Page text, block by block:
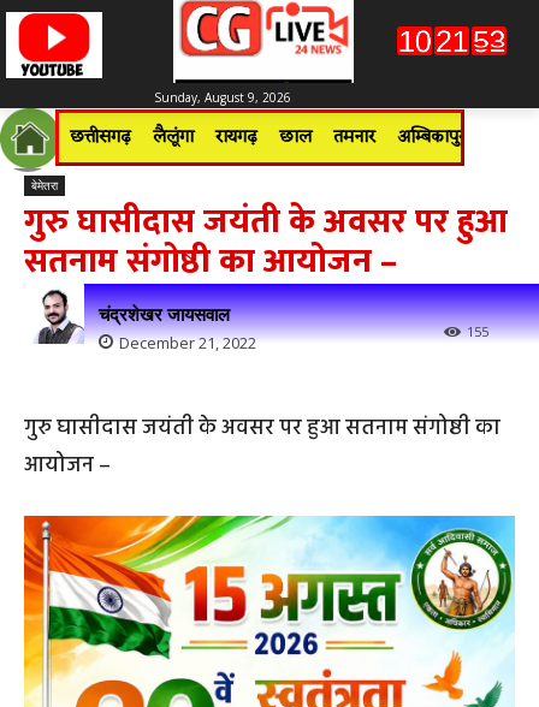
Sunday, August 9, 2026
छत्तीसगढ़ लैलूंगा रायगढ़ छाल तमनार अम्बिकापुर
बेमेतरा
गुरु घासीदास जयंती के अवसर पर हुआ
सतनाम संगोष्ठी का आयोजन –
चंद्रशेखर जायसवाल
December 21, 2022 155
गुरु घासीदास जयंती के अवसर पर हुआ सतनाम संगोष्ठी का
आयोजन –